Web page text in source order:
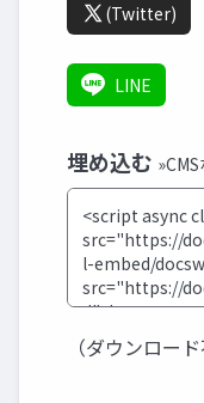
(Twitter)
LINE
埋め込む
（ダウンロード